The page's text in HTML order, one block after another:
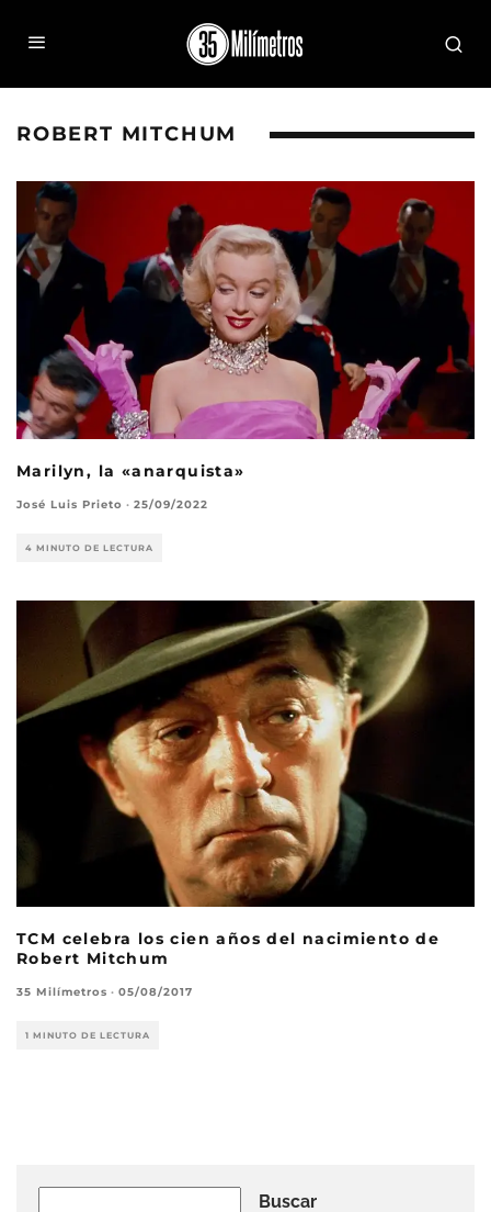
ROBERT MITCHUM
Marilyn, la «anarquista»
José Luis Prieto · 25/09/2022
4 MINUTO DE LECTURA
TCM celebra los cien años del nacimiento de
Robert Mitchum
35 Milímetros · 05/08/2017
1 MINUTO DE LECTURA
Buscar